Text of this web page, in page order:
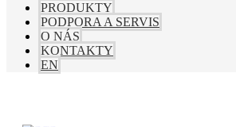
PRODUKTY
PODPORA A SERVIS
O NÁS
KONTAKTY
EN